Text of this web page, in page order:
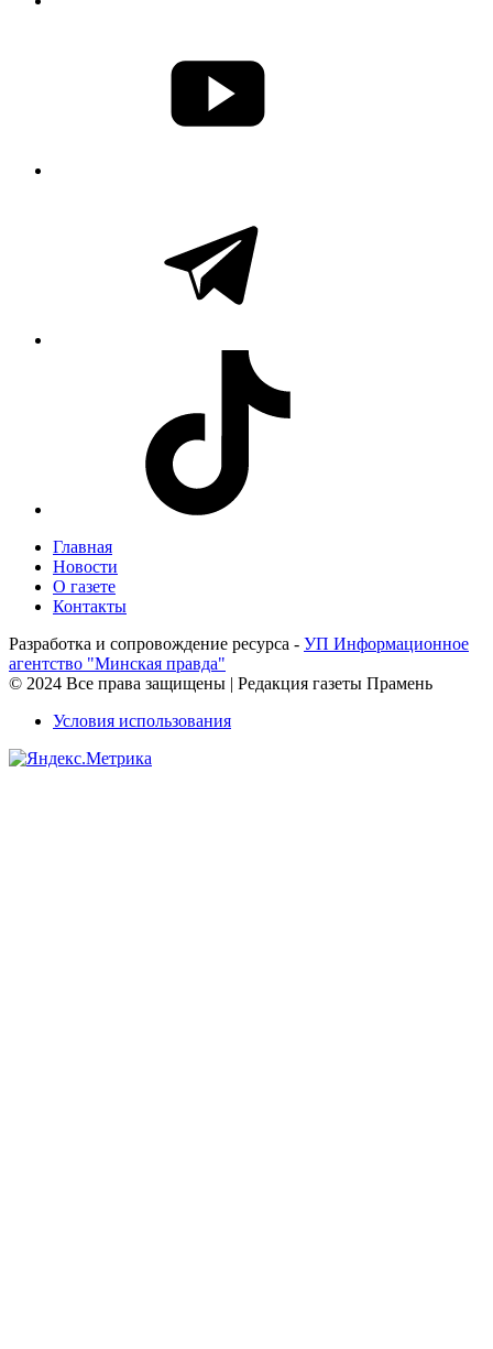
Главная
Новости
О газете
Контакты
Разработка и сопровождение ресурса - УП Информационное
агентство "Минская правда"
© 2024 Все права защищены | Редакция газеты Прамень
Условия использования